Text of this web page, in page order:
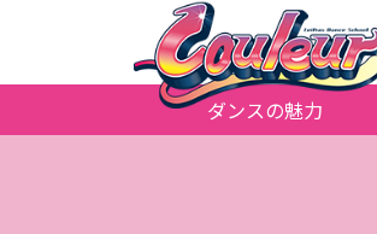
ダンスの魅力